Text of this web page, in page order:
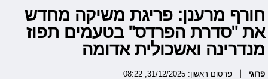
חורף מרענן: פריגת משיקה מחדש
את "סדרת הפרדס" בטעמים תפוז
מנדרינה ואשכולית אדומה
פרוגי פרסום ראשון: 31/12/2025, 08:22